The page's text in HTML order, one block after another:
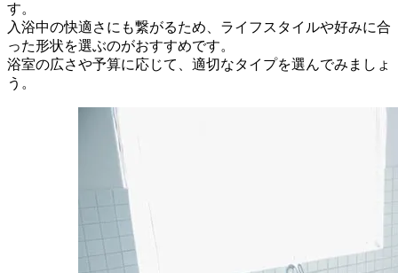
す。
入浴中の快適さにも繋がるため、ライフスタイルや好みに合
った形状を選ぶのがおすすめです。
浴室の広さや予算に応じて、適切なタイプを選んでみましょ
う。